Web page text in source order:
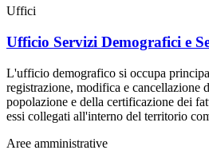
Uffici
Ufficio Servizi Demografici e
L'ufficio demografico si occupa
registrazione, modifica e cancellazione
popolazione e della certificazione dei
essi collegati all'interno del territorio
Aree amministrative